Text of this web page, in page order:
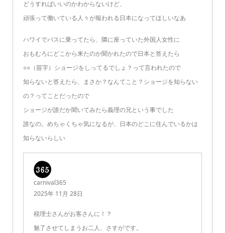
どうすればいいのかわからないけど、
頑張って働いている人々が報われる日本になってほしいなあ
ハワイでバスに乗ってたら、隣に座っていた外国人女性に
おもむろにどこから来たのか聞かれたので日本と答えたら
○○（苗字）ショージをしってるでしょ？って言われたので
知らないと答えたら、まさか？なんてこと？ショージを知らない
の？ってことだったので
ショージが誰だか聞いてみたら義理の兄という事でした
誰なの。めちゃくちゃ気になるが、日本のどこに住んでいるかは
知らないらしい
carnival365
2025年 11月 28日
税理士さんがお客さんに！？
魅了させてしまうお二人、さすがです。